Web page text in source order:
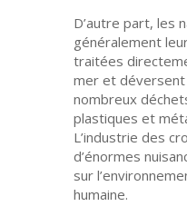
D’autre part, les
généralement
traitées
mer et
nombreux
plastiques et
L’industrie des
d’énormes
sur
humaine.